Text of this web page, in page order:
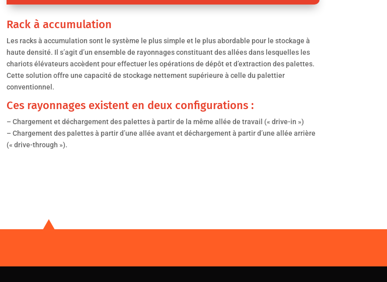
Rack à accumulation
Les racks à accumulation sont le système le plus simple et le plus abordable pour le stockage à
haute densité. Il s’agit d’un ensemble de rayonnages constituant des allées dans lesquelles les
chariots élévateurs accèdent pour effectuer les opérations de dépôt et d’extraction des palettes.
Cette solution offre une capacité de stockage nettement supérieure à celle du palettier
conventionnel.
Ces rayonnages existent en deux configurations :
– Chargement et déchargement des palettes à partir de la même allée de travail (« drive-in »)
– Chargement des palettes à partir d’une allée avant et déchargement à partir d’une allée arrière
(« drive-through »).